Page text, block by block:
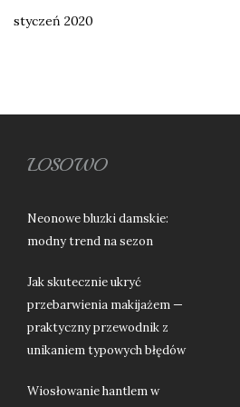
styczeń 2020
LOSOWO
Neonowe bluzki damskie:
modny trend na sezon
Jak skutecznie ukryć
przebarwienia makijażem —
praktyczny przewodnik z
unikaniem typowych błędów
Wiosłowanie hantlem w